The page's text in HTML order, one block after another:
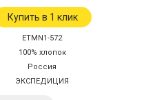
Купить в 1 клик
ETMN1-572
100% хлопок
Россия
ЭКСПЕДИЦИЯ